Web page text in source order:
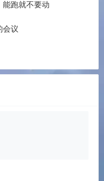
能跑就不要动
会议